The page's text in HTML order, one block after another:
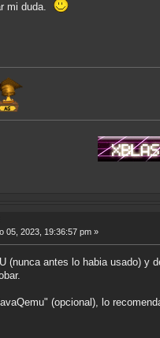
mi duda.
05, 2023, 19:36:57 pm »
(nunca antes lo habia usado) y
(opcional), lo